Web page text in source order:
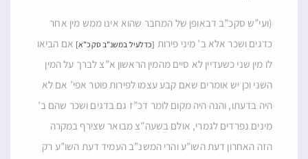
(ועי”ש סקכ”ב דבאופן של המחבר שהוא אינו ממש מין אחר
כדגים ושכר אלא ב’ מיני פירות [כדלעיל במשנ”ב סקכ”א] אם הביאו
לו מין שני כשעדיין לא סיים מהמין הראשון א”צ לברך על המין
השני וכן יש אומרים שאם קבע עצמו לפירות פוטר אפי’ אם לא
היה בדעתו, והנה היה מקום לומר דכ”ז גם בדגים ושכר שהם ב’
מינים נפרדים לגמרי, אולם בשעה”צ מבואר שצירף במקרה
הזה האחרון דעת השו”ע והרי המשנ”ב העמיד דעת השו”ע רק